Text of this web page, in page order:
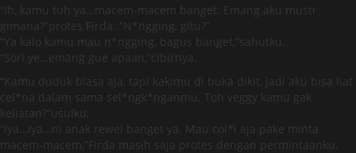
“Ih, kamu tuh ya…macem-macem banget. Emang aku musti
gimana?”protes Firda. “N*ngging, gitu?”
“Ya kalo kamu mau n*ngging, bagus banget,”sahutku.
“Sori ye…emang gue apaan,”cibirnya.
“Kamu duduk biasa aja, tapi kakimu di buka dikit, jadi aku bisa liat
cel*na dalam sama sel*ngk*nganmu. Toh veggy kamu gak
keliatan?”usulku.
“Iya…iya…ni anak rewel banget ya. Mau col*i aja pake minta
macem-macem,”Firda masih saja protes dengan permintaanku.